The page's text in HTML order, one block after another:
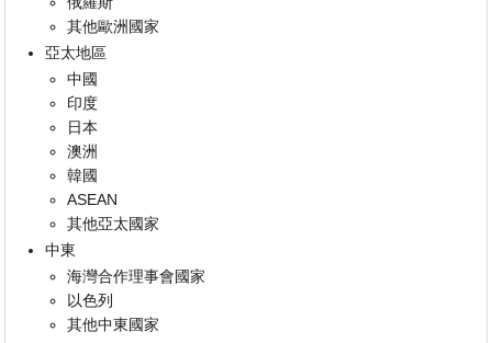
其他歐洲國家
亞太地區
中國
印度
日本
澳洲
韓國
ASEAN
其他亞太國家
中東
海灣合作理事會國家
以色列
其他中東國家